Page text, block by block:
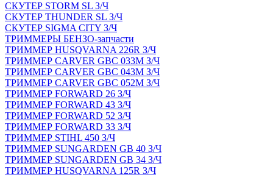
СКУТЕР STORM SL З/Ч
СКУТЕР THUNDER SL З/Ч
СКУТЕР SIGMA CITY З/Ч
ТРИММЕРЫ БЕНЗО-запчасти
ТРИММЕР HUSQVARNA 226R З/Ч
ТРИММЕР CARVER GBC 033M З/Ч
ТРИММЕР CARVER GBC 043M З/Ч
ТРИММЕР CARVER GBC 052M З/Ч
ТРИММЕР FORWARD 26 З/Ч
ТРИММЕР FORWARD 43 З/Ч
ТРИММЕР FORWARD 52 З/Ч
ТРИММЕР FORWARD 33 З/Ч
ТРИММЕР STIHL 450 З/Ч
ТРИММЕР SUNGARDEN GB 40 З/Ч
ТРИММЕР SUNGARDEN GB 34 З/Ч
ТРИММЕР HUSQVARNA 125R З/Ч